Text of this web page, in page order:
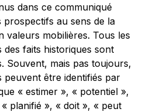
dans ce communiqué
au sens de la
valeurs mobilières. Tous les
faits historiques sont
Souvent, mais pas toujours,
être identifiés par
« estimer », « potentiel »,
planifié », « doit », « peut